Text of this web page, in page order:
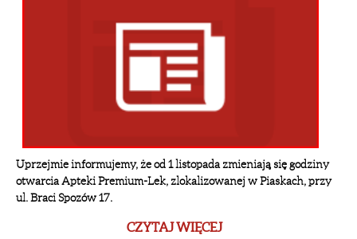
Uprzejmie informujemy, że od 1 listopada zmieniają się godziny
otwarcia Apteki Premium-Lek, zlokalizowanej w Piaskach, przy
ul. Braci Spozów 17.
CZYTAJ WIĘCEJ